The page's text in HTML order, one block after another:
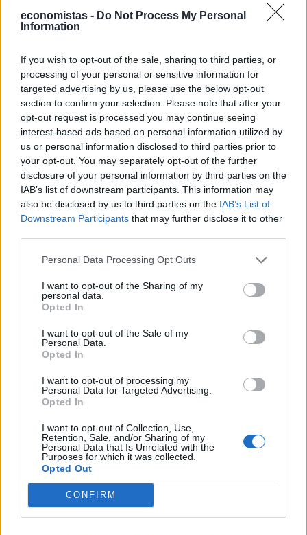
economistas - Do Not Process My Personal
Information
If you wish to opt-out of the sale, sharing to third parties, or
processing of your personal or sensitive information for
targeted advertising by us, please use the below opt-out
section to confirm your selection. Please note that after your
opt-out request is processed you may continue seeing
interest-based ads based on personal information utilized by
us or personal information disclosed to third parties prior to
your opt-out. You may separately opt-out of the further
disclosure of your personal information by third parties on the
IAB’s list of downstream participants. This information may
also be disclosed by us to third parties on the IAB’s List of
Downstream Participants that may further disclose it to other
Personal Data Processing Opt Outs
I want to opt-out of the Sharing of my
personal data.
Opted In
I want to opt-out of the Sale of my
Personal Data.
Opted In
I want to opt-out of processing my
Personal Data for Targeted Advertising.
Opted In
I want to opt-out of Collection, Use,
Retention, Sale, and/or Sharing of my
Personal Data that Is Unrelated with the
Purposes for which it was collected.
Opted Out
CONFIRM
ΤΕΧΝΟΛΟΓΙΑ
Γιατί κάποιοι φακοί έχουν μπλε φως; Οι
χρήσεις που πιθανότατα δεν γνωρίζατε
Για μια διακοπή ρεύματος, μια επίσκεψη στο υπόγειο ή μια
αναζήτηση στη σοφίτα, ένας συνηθισμένος φακός με λευκό φως
δυσκολέψει τον χρήστη. Εκεί βρίσκουν εφαρμογή οι φακοί με μπλε
NEWSROOM/06 Αυγ 2026
ΤΕΧΝΟΛΟΓΙΑ
10 κόλπα που πρέπει να ξέρουν όσοι έχουν
Samsung Galaxy